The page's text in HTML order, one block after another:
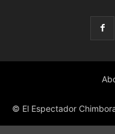
© El Espectador